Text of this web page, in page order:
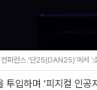
퍼런스 ‘단25(DAN25)’에서
입하며 ‘피지컬 인공